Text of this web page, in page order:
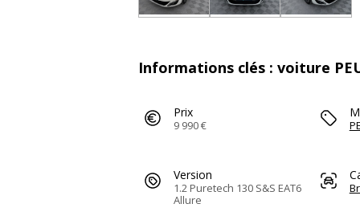
Informations clés : voiture
Prix
9 990 €
Version
1.2 Puretech 130 S&S EAT6
Allure